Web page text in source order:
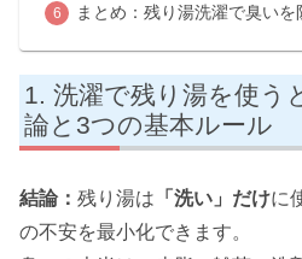
まとめ：残り湯洗濯で臭い
洗濯で残り湯を使う
論と3つの基本ルール
結論： 残り湯は 「洗い」だけに
の不安を最小化できます。